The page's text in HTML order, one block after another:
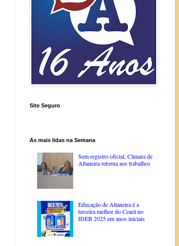
Site Seguro
As mais lidas na Semana
Sem registro oficial, Câmara de
Altaneira retorna aos trabalhos
Educação de Altaneira é a
terceira melhor do Ceará no
IDEB 2025 em anos iniciais